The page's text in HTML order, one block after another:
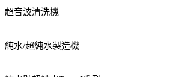
超音波清洗機
純水/超純水製造機